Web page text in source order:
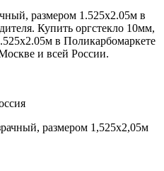
размером 1.525х2.05м в
Купить оргстекло 10мм,
в Поликарбомаркете
и всей России.